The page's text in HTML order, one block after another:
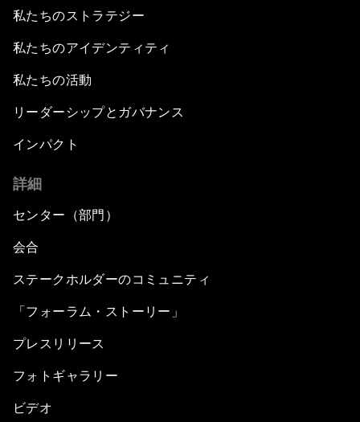
私たちのストラテジー
私たちのアイデンティティ
私たちの活動
リーダーシップとガバナンス
インパクト
詳細
センター（部門）
会合
ステークホルダーのコミュニティ
「フォーラム・ストーリー」
プレスリリース
フォトギャラリー
ビデオ